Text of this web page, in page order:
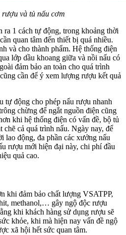
rượu và tủ nấu cơm
ra 1 cách tự động, trong khoảng thời
quan tâm đến thiết bị quá nhiều.
và cho thành phẩm. Hệ thống điện
lớp dầu khoang giữa và nồi nấu có
đảm bảo an toàn cho quá trình
cần để ý xem lượng rượu kết quả
tự động cho phép nấu rượu nhanh
chừng để ngắt nguồn điện cũng
khi hệ thống điện có vấn đề, bộ tủ
chẽ cả quá trình nấu. Ngày nay, để
lao động, đa phần các xưởng nấu
rượu mới hiện đại này, chi phí đầu
quả cao.
khi đảm bảo chất lượng VSATPP,
methanol,… gây ngộ độc rượu
khi khách hàng sử dụng rượu sẽ
khỏe, khi mà hiện nay vấn đề ngộ
xã hội hết sức quan tâm.